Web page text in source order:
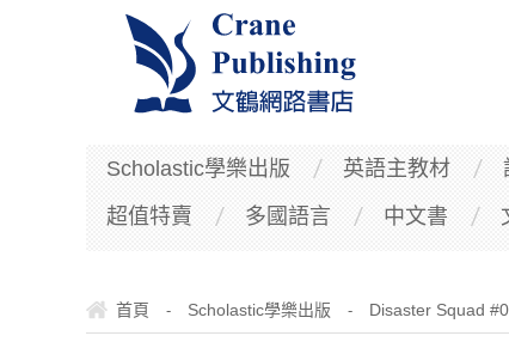
Scholastic學樂出版 英語主教材
超值特賣
多國語言 中文書
首頁 - Scholastic學樂出版 - Disaster Squad